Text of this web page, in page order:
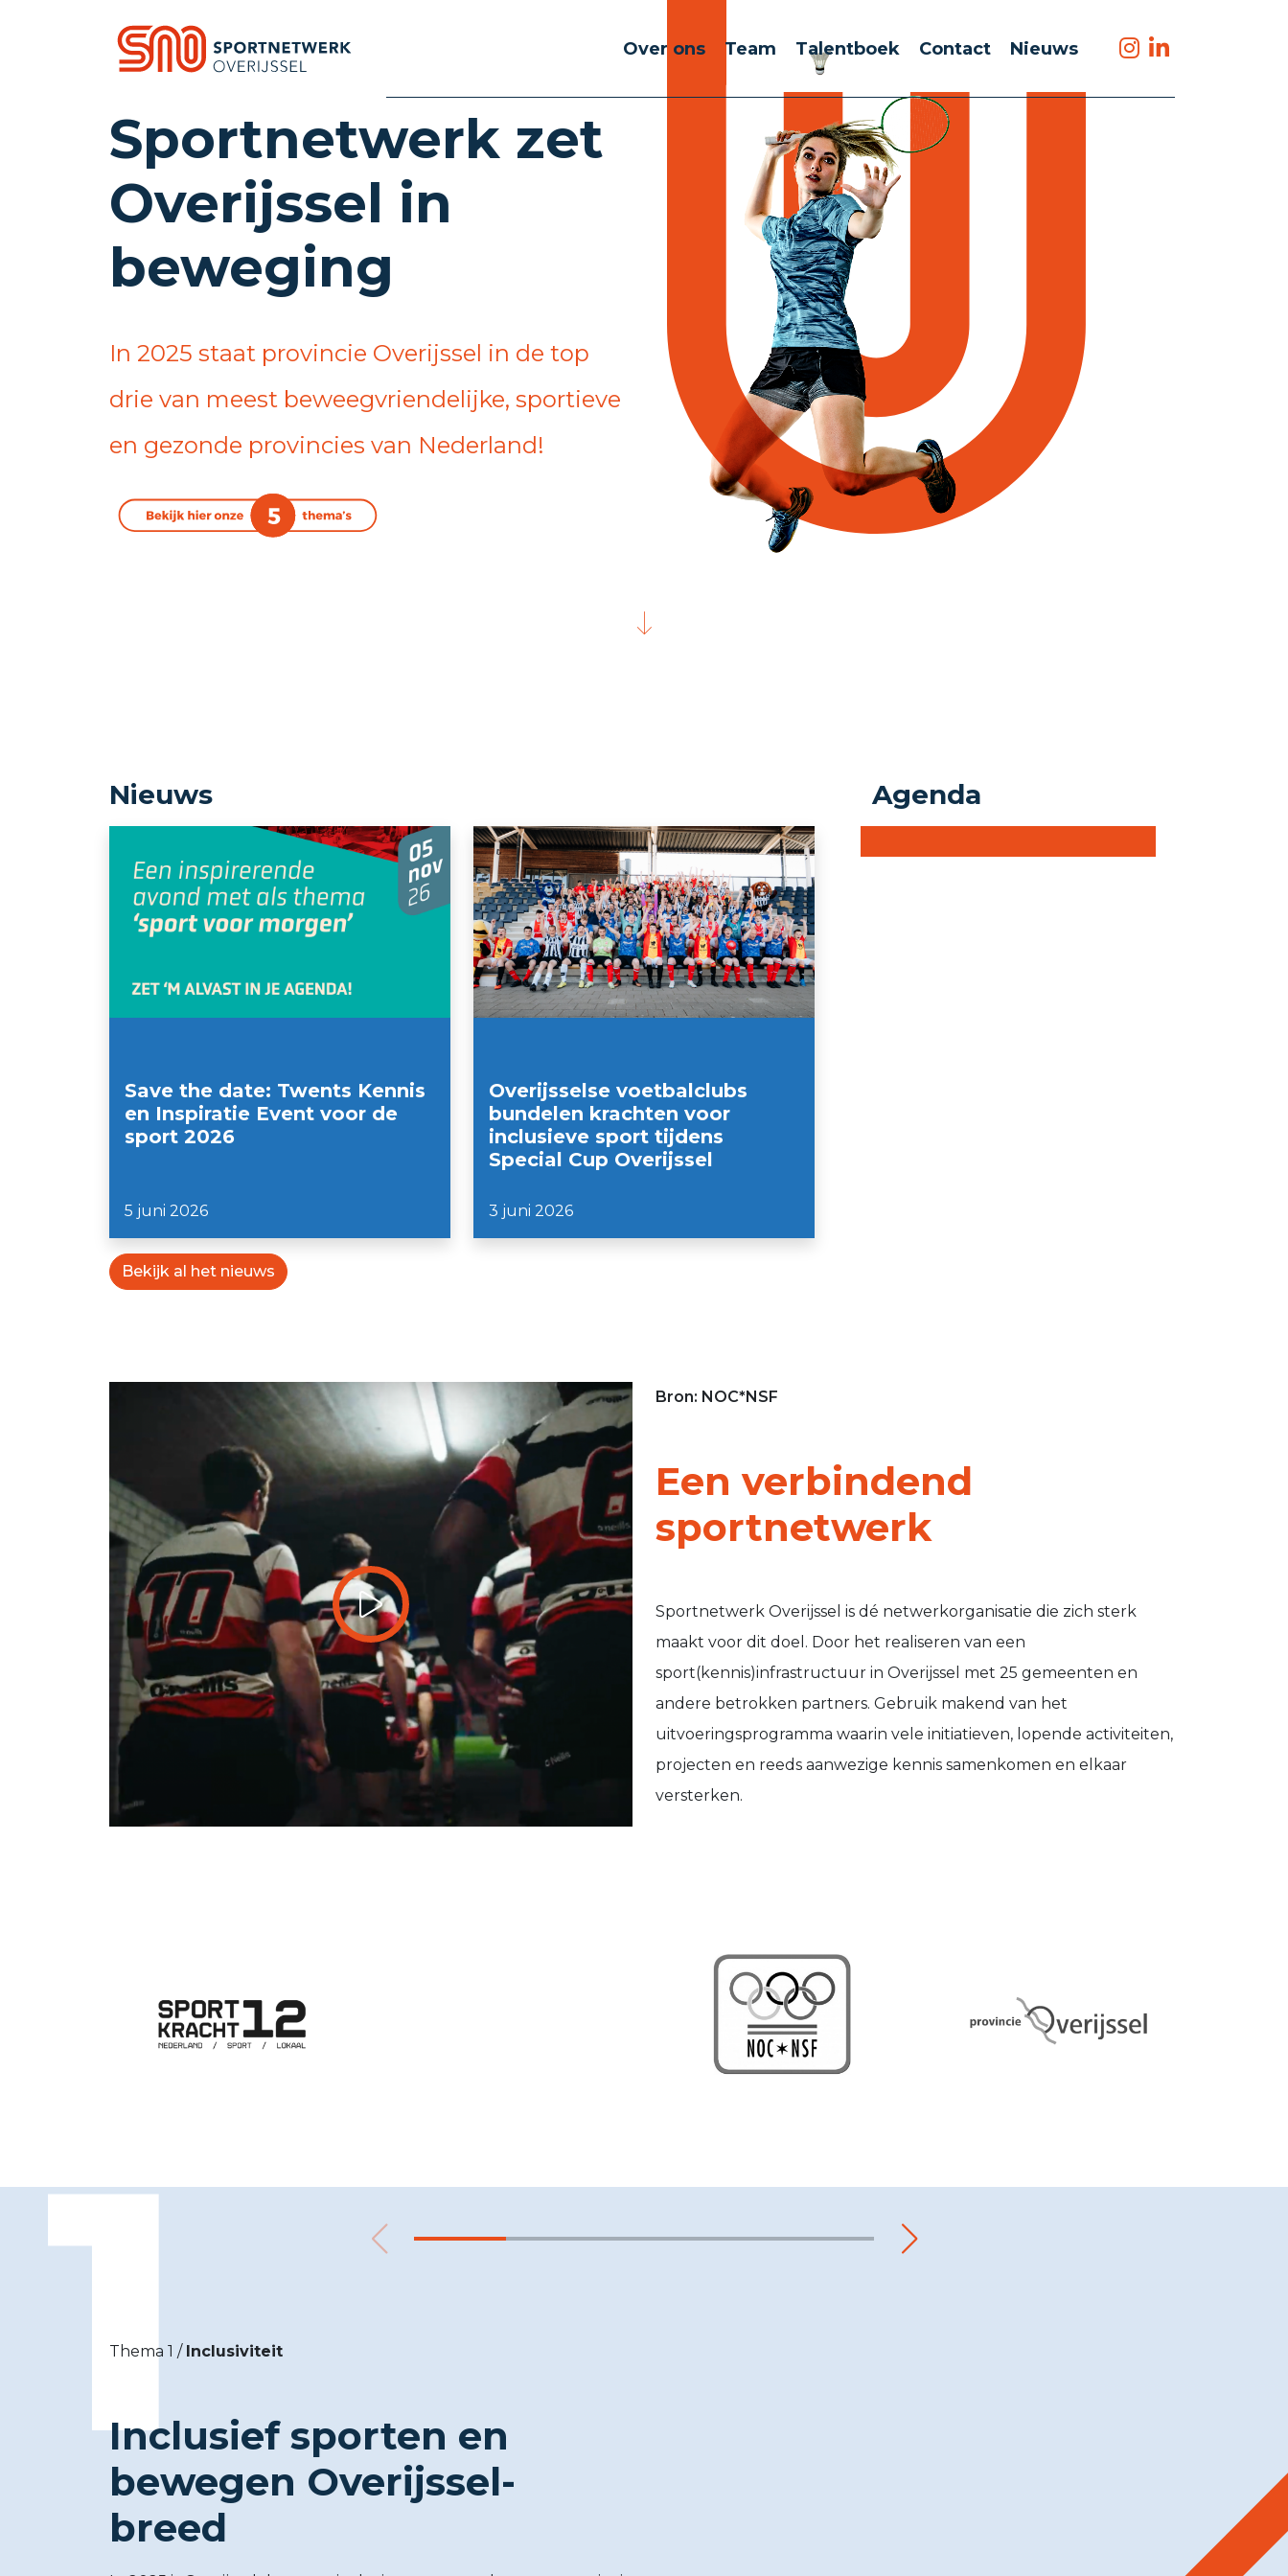
Over ons Team Talentboek Contact Nieuws
Sportnetwerk zet
Overijssel in
beweging
In 2025 staat provincie Overijssel in de top
drie van meest beweegvriendelijke, sportieve
en gezonde provincies van Nederland!
Nieuws
Save the date: Twents Kennis
en Inspiratie Event voor de
sport 2026
5 juni 2026
Overijsselse voetbalclubs
bundelen krachten voor
inclusieve sport tijdens
Special Cup Overijssel
3 juni 2026
Bekijk al het nieuws
Agenda
Bron: NOC*NSF
Een verbindend
sportnetwerk
Sportnetwerk Overijssel is dé netwerkorganisatie die zich sterk
maakt voor dit doel. Door het realiseren van een
sport(kennis)infrastructuur in Overijssel met 25 gemeenten en
andere betrokken partners. Gebruik makend van het
uitvoeringsprogramma waarin vele initiatieven, lopende activiteiten,
projecten en reeds aanwezige kennis samenkomen en elkaar
versterken.
1
Thema 1 / Inclusiviteit
Inclusief sporten en
bewegen Overijssel-
breed